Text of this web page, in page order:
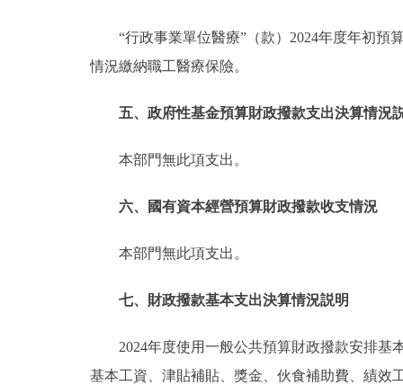
“行政事業單位醫療”（款）2024年度年初預
情況繳納職工醫療保險。
五、政府性基金預算財政撥款支出決算情況
本部門無此項支出。
六、國有資本經營預算財政撥款收支情況
本部門無此項支出。
七、財政撥款基本支出決算情況説明
2024年度使用一般公共預算財政撥款安排基
基本工資、津貼補貼、獎金、伙食補助費、績效